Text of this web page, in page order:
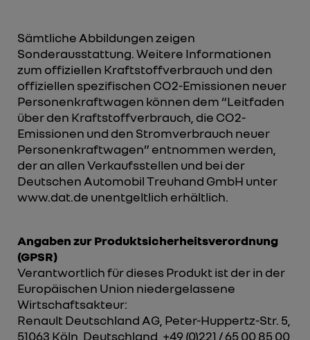
Sämtliche Abbildungen zeigen
Sonderausstattung. Weitere Informationen
zum offiziellen Kraftstoffverbrauch und den
offiziellen spezifischen CO2-Emissionen neuer
Personenkraftwagen können dem “Leitfaden
über den Kraftstoffverbrauch, die CO2-
Emissionen und den Stromverbrauch neuer
Personenkraftwagen” entnommen werden,
der an allen Verkaufsstellen und bei der
Deutschen Automobil Treuhand GmbH unter
www.dat.de unentgeltlich erhältlich.
Angaben zur Produktsicherheitsverordnung
(GPSR)
Verantwortlich für dieses Produkt ist der in der
Europäischen Union niedergelassene
Wirtschaftsakteur:
Renault Deutschland AG, Peter-Huppertz-Str. 5,
51063 Köln, Deutschland, +49 (0)221 / 65 00 85 00,